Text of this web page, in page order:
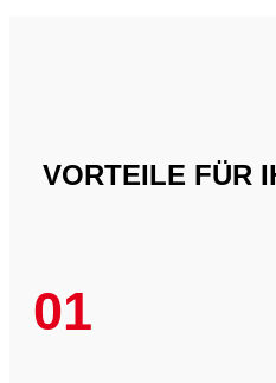
VORTEILE FÜR
01